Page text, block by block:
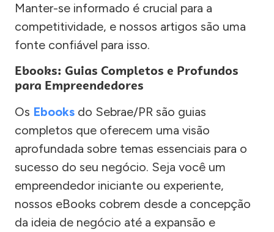
Manter-se informado é crucial para a
competitividade, e nossos artigos são uma
fonte confiável para isso.
Ebooks: Guias Completos e Profundos
para Empreendedores
Os Ebooks do Sebrae/PR são guias
completos que oferecem uma visão
aprofundada sobre temas essenciais para o
sucesso do seu negócio. Seja você um
empreendedor iniciante ou experiente,
nossos eBooks cobrem desde a concepção
da ideia de negócio até a expansão e